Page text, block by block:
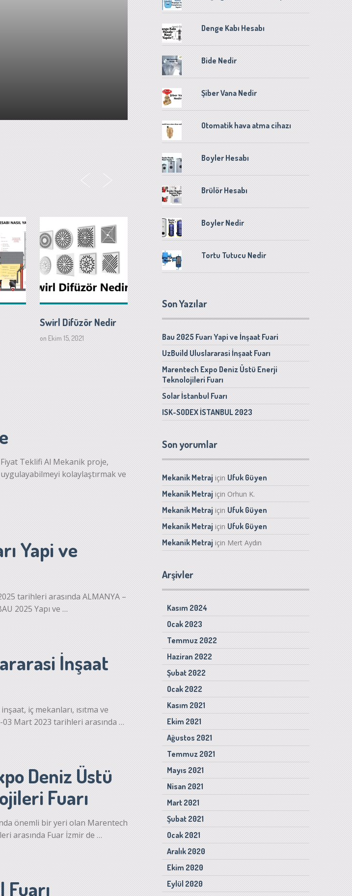
Isı Geri Kazanım
Cihazı
Ufuk Güyen
Swirl Difüzör Nedir
on Ekim 15, 2021
Teklifi Al Mekanik proje,
kolaylaştırmak ve
Yapi ve
tarihleri arasında ALMANYA –
2025 Yapı ve …
İnşaat
iç mekanları, ısıtma ve
Mart 2023 tarihleri arasında …
Deniz Üstü
Fuarı
önemli bir yeri olan Marentech
arasında Fuar İzmir de …
Denge Kabı Hesabı
Bide Nedir
Şiber Vana Nedir
Otomatik hava atma cihazı
Boyler Hesabı
Brülör Hesabı
Boyler Nedir
Tortu Tutucu Nedir
Son Yazılar
Bau 2025 Fuarı Yapi ve İnşaat Fuari
UzBuild Uluslararasi İnşaat Fuarı
Marentech Expo Deniz Üstü Enerji
Teknolojileri Fuarı
Solar İstanbul Fuarı
ISK-SODEX İSTANBUL 2023
Son yorumlar
Mekanik Metraj için Ufuk Güyen
Mekanik Metraj için Orhun K.
Mekanik Metraj için Ufuk Güyen
Mekanik Metraj için Ufuk Güyen
Mekanik Metraj için Mert Aydın
Arşivler
Kasım 2024
Ocak 2023
Temmuz 2022
Haziran 2022
Şubat 2022
Ocak 2022
Kasım 2021
Ekim 2021
Ağustos 2021
Temmuz 2021
Mayıs 2021
Nisan 2021
Mart 2021
Şubat 2021
Ocak 2021
Aralık 2020
Ekim 2020
Eylül 2020